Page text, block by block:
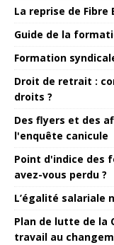
La reprise de
Guide de la
Formation
Droit de retrait :
droits ?
Des flyers et des
l'enquête canicule
Point d'indice des
avez-vous perdu ?
L’égalité salariale
Plan de lutte de la
travail au